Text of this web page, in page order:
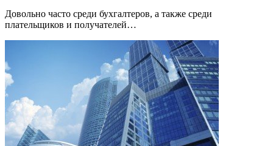
Довольно часто среди бухгалтеров, а также среди
плательщиков и получателей…